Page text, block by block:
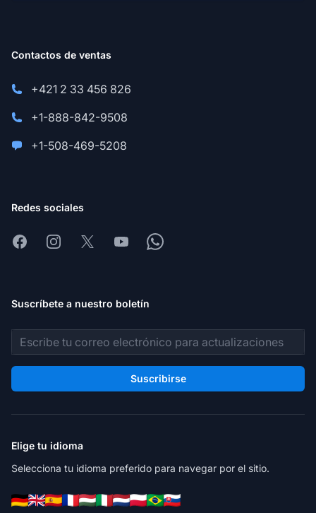
Contactos de ventas
+421 2 33 456 826
+1-888-842-9508
+1-508-469-5208
Redes sociales
FacebookInstagram
X YoutubeWhatsapp
Suscríbete a nuestro boletín
Dirección de correo electrónico
Suscribirse
Elige tu idioma
Selecciona tu idioma preferido para navegar por el sitio.